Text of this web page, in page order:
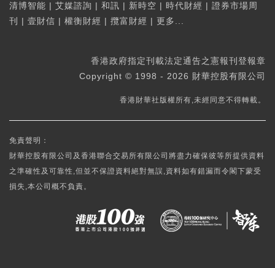
清博智能 | 艾媒諮詢 | 和訊 | 新時空 | 時代財經 | 證券市場周
刊
| 壹財信 | 權衡財經 | 攬富財經 | 更多...
香港政府指定刊載法定通告之憲報刊登報章
Copyright © 1998 - 2026 財華控股有限公司
香港財華社版權所有,未經同意不得轉載。
免責聲明：
財華控股有限公司及香港聯合交易所有限公司將盡力確保彼等所提供資料
之準確性及可靠性,但並不保證資料絕對無誤,資料如有錯漏而令閣下蒙受
損失,本公司概不負責。